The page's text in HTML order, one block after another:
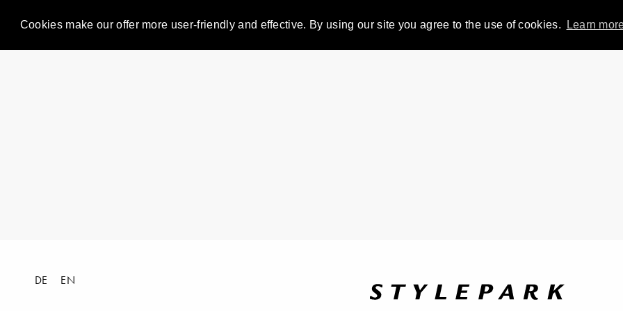
Cookies make our offer more user-friendly and effective. By using our site you agree to the use of cookies. Learn
DE EN